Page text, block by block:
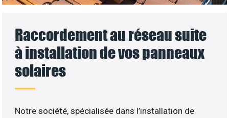
Raccordement au réseau suite
à installation de vos panneaux
solaires
Notre société, spécialisée dans l’installation de